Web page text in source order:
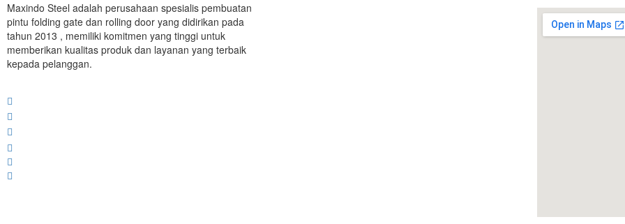
Maxindo Steel adalah perusahaan spesialis pembuatan
pintu folding gate dan rolling door yang didirikan pada
tahun 2013 , memiliki komitmen yang tinggi untuk
memberikan kualitas produk dan layanan yang terbaik
kepada pelanggan.